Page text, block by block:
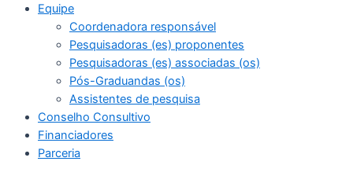
Equipe
Coordenadora responsável
Pesquisadoras (es) proponentes
Pesquisadoras (es) associadas (os)
Pós-Graduandas (os)
Assistentes de pesquisa
Conselho Consultivo
Financiadores
Parceria